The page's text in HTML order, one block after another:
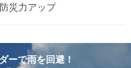
災力アップ
ーで雨を回避！